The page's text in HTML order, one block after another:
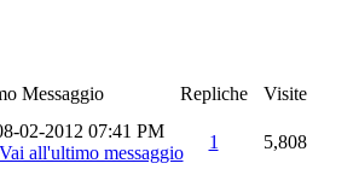
Messaggio Repliche
Visite
02-2012 07:41 PM
1 5,808